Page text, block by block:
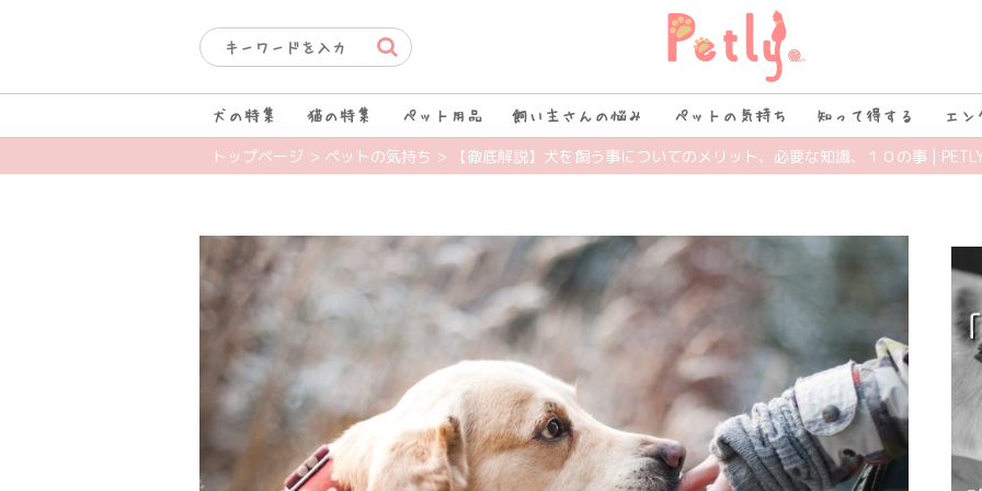
犬の特集 猫の特集 ペット用品 飼い主さんの悩み ペットの気持ち 知って得する エン
トップページ > ペットの気持ち > 【徹底解説】犬を飼う事についてのメリット、必要な知識、１０の事 |